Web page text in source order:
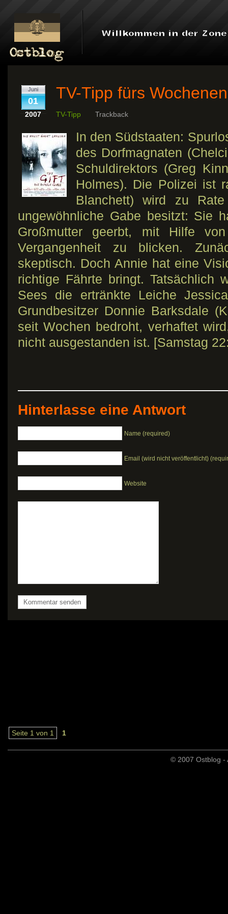
Juni
01
2007
TV-Tipp fürs
TV-Tipp Trackback
In den Südstaaten:
des Dorfmagnaten
Schuldirektors (Greg
Holmes). Die Polizei ist
Blanchett) wird zu
ungewöhnliche Gabe besitzt: Sie
Großmutter geerbt, mit Hilfe
Vergangenheit zu blicken.
skeptisch. Doch Annie hat eine
richtige Fährte bringt. Tatsächlich
Sees die ertränkte Leiche
Grundbesitzer Donnie Barksdale
seit Wochen bedroht, verhaftet
nicht ausgestanden ist. [Samstag
Hinterlasse eine Antwort
Name (required)
Email (wird nicht veröffentlicht)
Website
Seite 1 von 1 1
© 2007 Ostblog -